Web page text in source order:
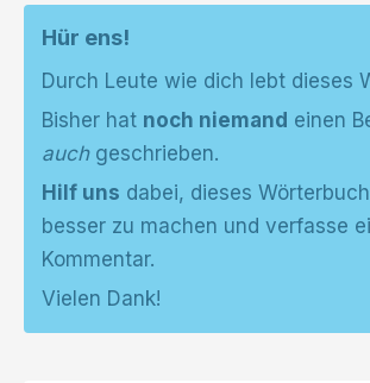
Hür ens!
Durch Leute wie dich lebt dieses
Bisher hat noch niemand einen
auchgeschrieben.
Hilf uns dabei, dieses
besser zu machen und verfasse
Kommentar.
Vielen Dank!